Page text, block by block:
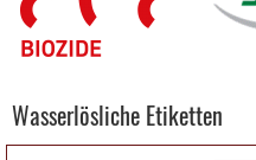
Wasserlösliche Etiketten